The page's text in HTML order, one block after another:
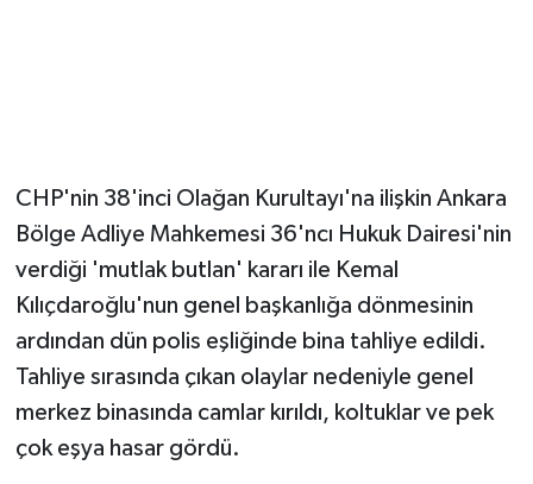
CHP'nin 38'inci Olağan Kurultayı'na ilişkin Ankara
Bölge Adliye Mahkemesi 36'ncı Hukuk Dairesi'nin
verdiği 'mutlak butlan' kararı ile Kemal
Kılıçdaroğlu'nun genel başkanlığa dönmesinin
ardından dün polis eşliğinde bina tahliye edildi.
Tahliye sırasında çıkan olaylar nedeniyle genel
merkez binasında camlar kırıldı, koltuklar ve pek
çok eşya hasar gördü.
Seri İlan
Siyaset
Sokak Hayvanlarını Sahiplendirme
Sonsöz Özel
Spor